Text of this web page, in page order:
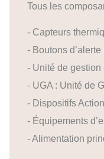
Tous les
- Capteurs
- Boutons
- Unité de gestion
- UGA : Unité de
- Dispositifs
- Équipements
- Alimentation